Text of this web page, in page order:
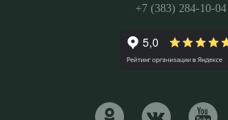
+7 (383) 284-10-04